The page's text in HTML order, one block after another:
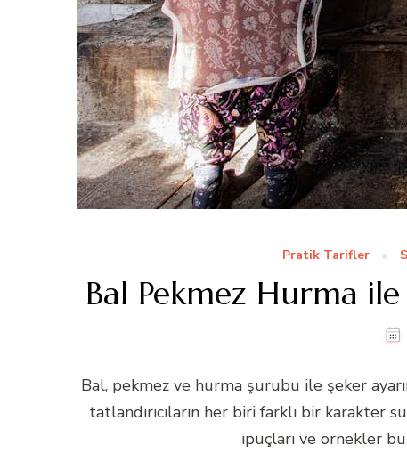
Pratik Tarifler
Bal Pekmez Hurma
Bal, pekmez ve hurma şurubu ile şeker
tatlandırıcıların her biri farklı bir karakter
ipuçları ve örnekler